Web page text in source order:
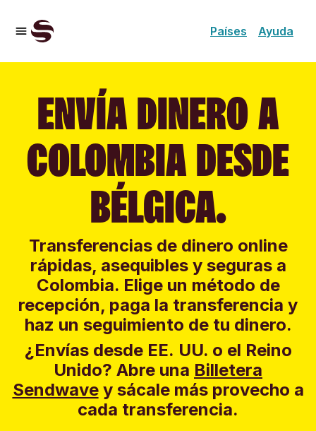
Países Ayuda
ENVÍA DINERO A
COLOMBIA DESDE
BÉLGICA.
Transferencias de dinero online
rápidas, asequibles y seguras a
Colombia. Elige un método de
recepción, paga la transferencia y
haz un seguimiento de tu dinero.
¿Envías desde EE. UU. o el Reino
Unido? Abre una Billetera
Sendwavey sácale más provecho a
cada transferencia.